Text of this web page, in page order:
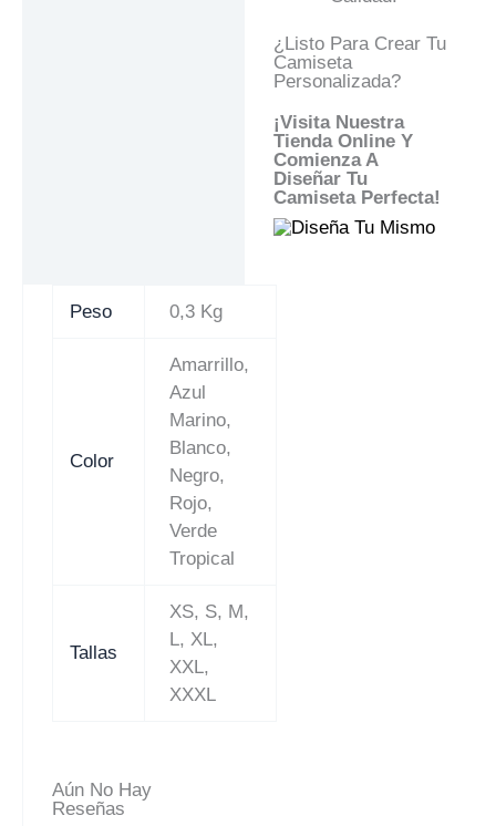
¿Listo Para Crear Tu
Camiseta
Personalizada?
¡Visita Nuestra
Tienda Online Y
Comienza A
Diseñar Tu
Camiseta Perfecta!
Peso 0,3 Kg
Color
Amarrillo,
Azul
Marino,
Blanco,
Negro,
Rojo,
Verde
Tropical
Tallas
XS, S, M,
L, XL,
XXL,
XXXL
Aún No Hay
Reseñas